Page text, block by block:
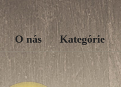
O nás Kategórie